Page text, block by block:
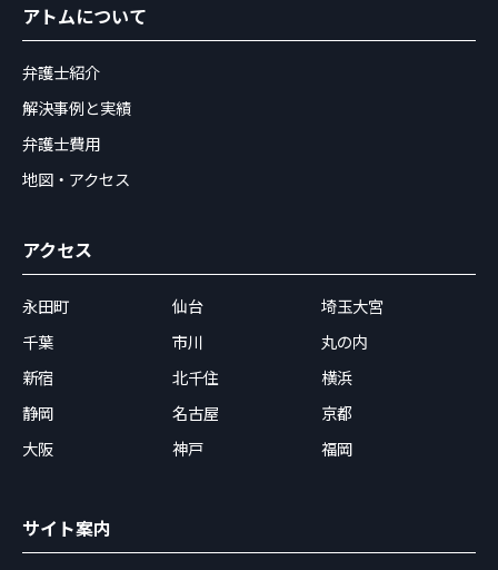
アトムについて
弁護士紹介
解決事例と実績
弁護士費用
地図・アクセス
アクセス
永田町 仙台
埼玉大宮
千葉
市川
丸の内
新宿
北千住
横浜
静岡
名古屋
京都
大阪
神戸 福岡
サイト案内